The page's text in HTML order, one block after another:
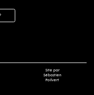
Site par
Sébastien
Poilvert